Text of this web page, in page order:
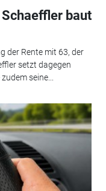
baut
der Rente mit 63, der
setzt dagegen
seine...